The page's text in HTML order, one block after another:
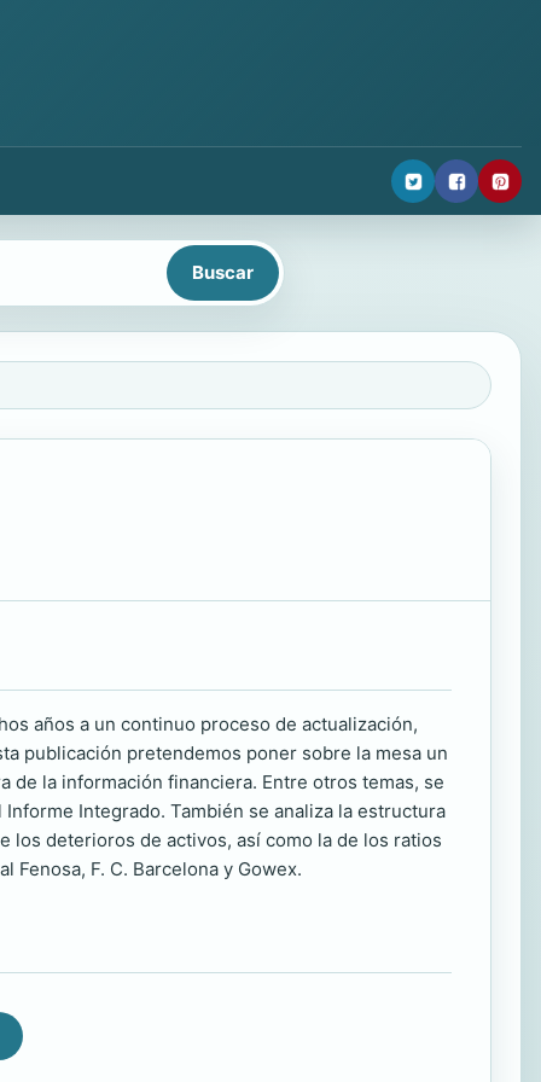
años a un continuo proceso de actualización,
publicación pretendemos poner sobre la mesa un
de la información financiera. Entre otros temas, se
Integrado. También se analiza la estructura
los deterioros de activos, así como la de los ratios
Fenosa, F. C. Barcelona y Gowex.